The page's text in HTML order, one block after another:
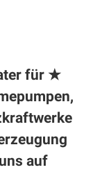
für ★
auf